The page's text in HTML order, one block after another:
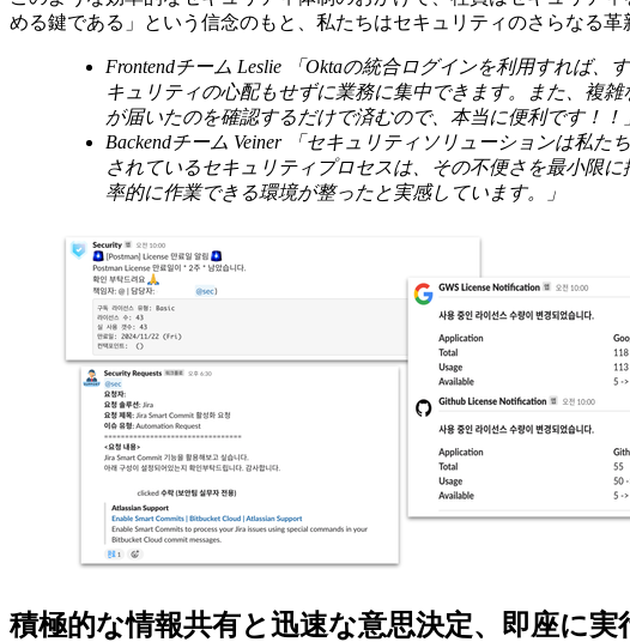
める鍵である」という信念のもと、私たちはセキュリティのさらなる革
Frontendチーム Leslie
「Oktaの統合ログインを利用すれば
キュリティの心配もせずに業務に集中できます。また、複
が届いたのを確認するだけで済むので、本当に便利です！！
Backendチーム Veiner
「セキュリティソリューションは私た
されているセキュリティプロセスは、その不便さを最小限
率的に作業できる環境が整ったと実感しています。」
積極的な情報共有と迅速な意思決定、即座に実